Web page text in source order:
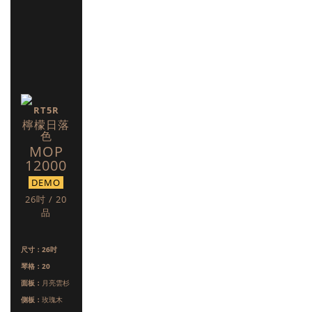
RT5R
檸檬日落
色
MOP
12000
DEMO
26吋 / 20
品
尺寸：26吋
琴格：20
面板： 月亮雲杉
側板： 玫瑰木